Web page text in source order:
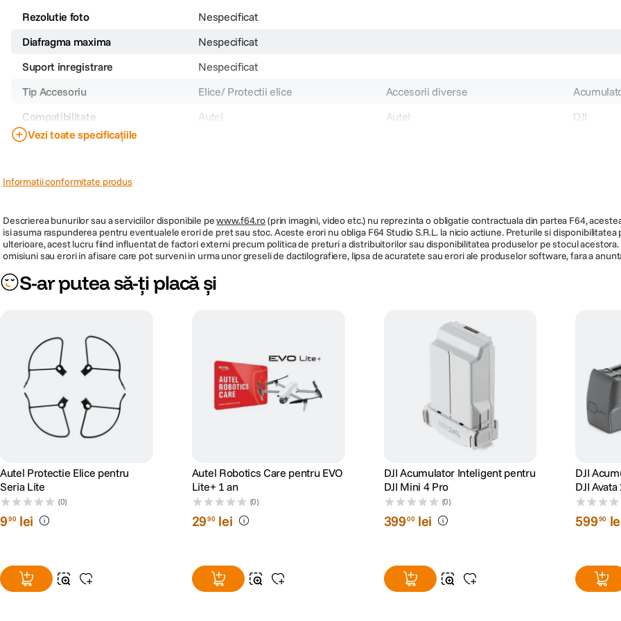
Rezolutie foto
Nespecificat
Diafragma maxima
Nespecificat
Suport inregistrare
Nespecificat
Tip Accesoriu
Elice/ Protectii elice Accesorii diverse
Compatibilitate
Autel Autel
DJI
Acumulator pentru
Vezi toate specificațiile
Informatii conformitate produs
Descrierea bunurilor sau a serviciilor disponibile pewww.f64.ro(prin imagini, video etc.) nu reprezinta o obligatie contractuala din partea F64,
isi asuma raspunderea pentru eventualele erori de pret sau stoc. Aceste erori nu obliga F64 Studio S.R.L. la nicio actiune. Preturile si
ulterioare, acest lucru fiind influentat de factori externi precum politica de preturi a distribuitorilor sau disponibilitatea produselor pe stocul
omisiuni sau erori in afisare care pot surveni in urma unor greseli de dactilografiere, lipsa de acuratete sau erori ale produselor software, fara a
S-ar putea să-ți placă și
Autel Protectie Elice pentru
Seria Lite
(0)
990 lei
Autel Robotics Care pentru EVO
Lite+ 1 an
(0)
2990 lei
DJI Acumulator Inteligent pentru
DJI Mini 4 Pro
(0)
39900 lei
DJI
DJI Avata
59990